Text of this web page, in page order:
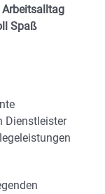
Spaß
Dienstleister